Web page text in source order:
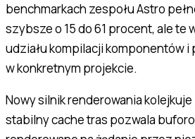
benchmarkach zespołu Astro
szybsze o 15 do 61 procent, ale te
udziału kompilacji komponentów
w konkretnym projekcie.
Nowy silnik renderowania
stabilny cache tras pozwala